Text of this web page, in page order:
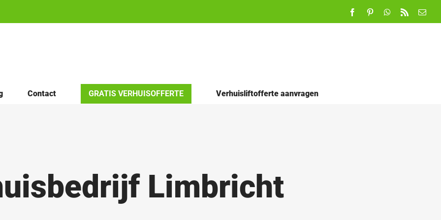
FacebookPinterestWhatsApp
Rss
E-
Contact GRATIS VERHUISOFFERTE Verhuisliftofferte aanvragen
Limbricht